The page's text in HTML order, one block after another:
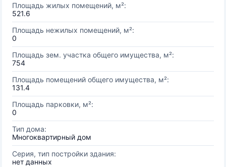
Площадь жилых помещений, м²:
521.6
Площадь нежилых помещений, м²:
0
Площадь зем. участка общего имущества, м²:
754
Площадь помещений общего имущества, м²:
131.4
Площадь парковки, м²:
0
Тип дома:
Многоквартирный дом
Серия, тип постройки здания:
нет данных